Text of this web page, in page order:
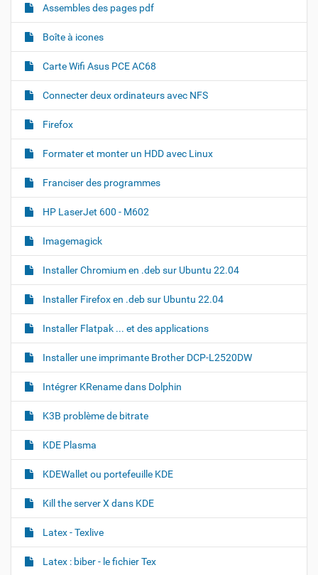
r
'
m
e
s
e
i
…
g
a
t
i
o
n
Assembles des pages pdf
Boîte à icones
Carte Wifi Asus PCE AC68
Connecter deux ordinateurs avec NFS
Firefox
Formater et monter un HDD avec Linux
Franciser des programmes
HP LaserJet 600 - M602
Imagemagick
Installer Chromium en .deb sur Ubuntu 22.04
Installer Firefox en .deb sur Ubuntu 22.04
Installer Flatpak ... et des applications
Installer une imprimante Brother DCP-L2520DW
Intégrer KRename dans Dolphin
K3B problème de bitrate
KDE Plasma
KDEWallet ou portefeuille KDE
Kill the server X dans KDE
Latex - Texlive
Latex : biber - le fichier Tex